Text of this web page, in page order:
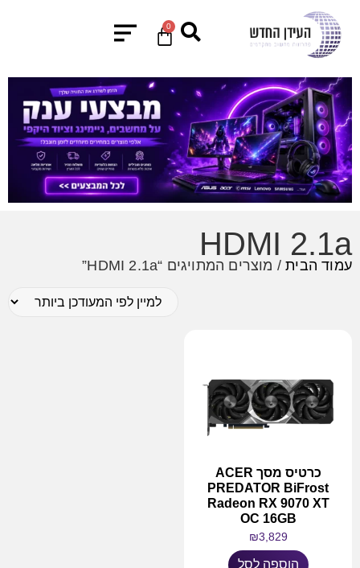
0
HDMI 2.1a
עמוד הבית/ מוצרים המתויגים “HDMI 2.1a”
כרטיס מסך ACER
PREDATOR BiFrost
Radeon RX 9070 XT
OC 16GB
₪3,829
הוספה לסל